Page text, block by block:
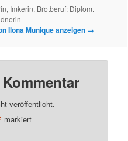
Imkerin, Brotberuf: Diplom.
Ilona Munique anzeigen →
veröffentlicht.
markiert